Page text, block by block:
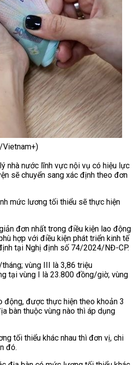
Vietnam+)
nhà nước lĩnh vực nội vụ có hiệu lực
sẽ chuyển sang xác định theo đơn
mức lương tối thiểu sẽ thực hiện
đơn nhất trong điều kiện lao động
hợp với điều kiện phát triển kinh tế
tại Nghị định số 74/2024/NĐ-CP.
vùng III là 3,86 triệu
tại vùng I là 23.800 đồng/giờ, vùng
được thực hiện theo khoản 3
bàn thuộc vùng nào thì áp dụng
tối thiểu khác nhau thì đơn vị, chi
đó.